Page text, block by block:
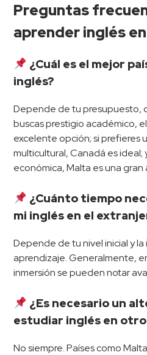
Preguntas
aprender inglés
¿Cuál es el mejor
inglés?
Depende de tu presupuesto,
buscas prestigio académico,
excelente opción; si prefieres
multicultural, Canadá es ideal;
económica, Malta es una gran
¿Cuánto tiempo
mi inglés en el
Depende de tu nivel inicial y
aprendizaje. Generalmente,
inmersión se pueden notar
¿Es necesario un
estudiar inglés en otro
No siempre. Países como